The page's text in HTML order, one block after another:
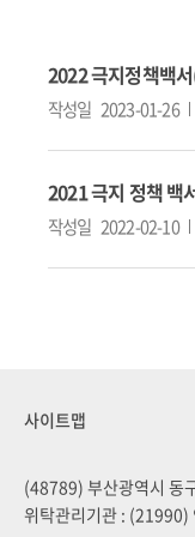
2022 극지정책백
작성일 2023-01-26
2021 극지 정책 백
작성일 2022-02-10
사이트맵
(48789) 부산광역시 동
위탁관리기관 : (21990)